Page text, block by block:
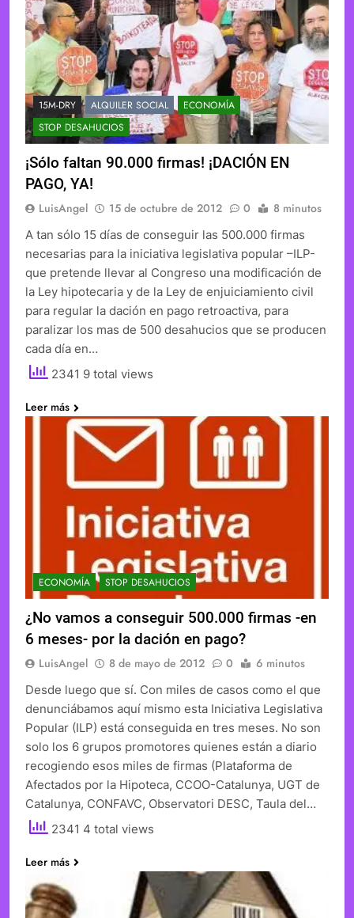
15M-DRY ALQUILER SOCIAL
ECONOMÍA
STOP DESAHUCIOS
¡Sólo faltan 90.000 firmas! ¡DACIÓN EN
PAGO, YA!
LuisAngel 15 de octubre de 2012 0 8 minutos
A tan sólo 15 días de conseguir las 500.000 firmas
necesarias para la iniciativa legislativa popular –ILP-
que pretende llevar al Congreso una modificación de
la Ley hipotecaria y de la Ley de enjuiciamiento civil
para regular la dación en pago retroactiva, para
paralizar los mas de 500 desahucios que se producen
cada día en…
2341 9 total views
Leer más
ECONOMÍA STOP DESAHUCIOS
¿No vamos a conseguir 500.000 firmas -en
6 meses- por la dación en pago?
LuisAngel 8 de mayo de 2012 0 6 minutos
Desde luego que sí. Con miles de casos como el que
denunciábamos aquí mismo esta Iniciativa Legislativa
Popular (ILP) está conseguida en tres meses. No son
solo los 6 grupos promotores quienes están a diario
recogiendo esos miles de firmas (Plataforma de
Afectados por la Hipoteca, CCOO-Catalunya, UGT de
Catalunya, CONFAVC, Observatori DESC, Taula del…
2341 4 total views
Leer más